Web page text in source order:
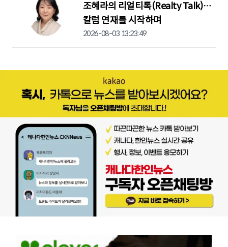
조혜라의 리얼티톡(Realty Talk)…
칼럼 연재를 시작하며
2026-08-03 13:23:49